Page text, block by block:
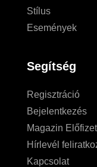
Stílus
Események
Segítség
Regisztráció
Bejelentkezés
Magazin
Hírlevél
Kapcsolat